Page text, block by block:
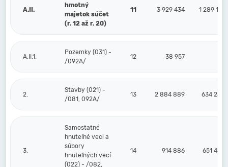
A.II.
hmotný
majetok súčet
(r. 12 až r. 20)
11 3 929 434 1 289 116
A.II.1.
Pozemky (031) -
/092A/
12 38 957
2.
Stavby (021) -
/081, 092A/
13 2 884 889 634 232
3.
Samostatné
hnuteľné veci a
súbory
hnuteľných vecí
(022) - /082,
14 914 886 651 455